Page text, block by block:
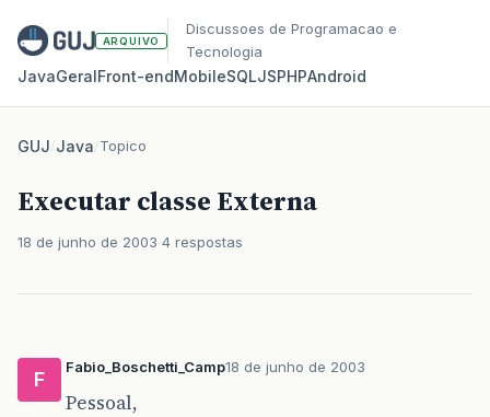
ARQUIVO
Discussoes de Programacao e
Tecnologia
JavaGeralFront‑endMobileSQLJSPHPAndroid
GUJ/Java/Topico
Executar classe Externa
18 de junho de 2003 4 respostas
F
Fabio_Boschetti_Camp18 de junho de 2003
Pessoal,